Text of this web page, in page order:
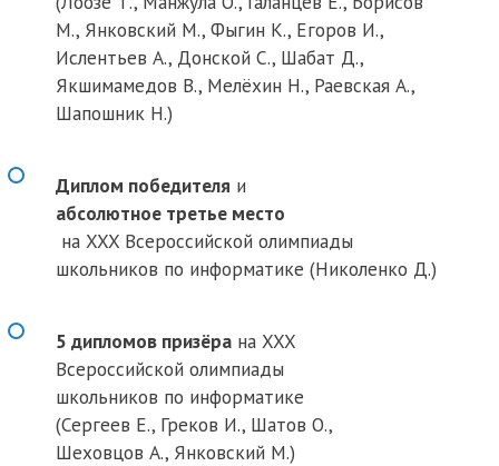
М., Янковский М., Фыгин К., Егоров И.,
Ислентьев А., Донской С., Шабат Д.,
Якшимамедов В., Мелёхин Н., Раевская А.,
Шапошник Н.)
Диплом победителя и
абсолютное третье место
на XXX Всероссийской олимпиады
школьников по информатике (Николенко Д.)
5 дипломов призёра на XXX
Всероссийской олимпиады
школьников по информатике
(Сергеев Е., Греков И., Шатов О.,
Шеховцов А., Янковский М.)